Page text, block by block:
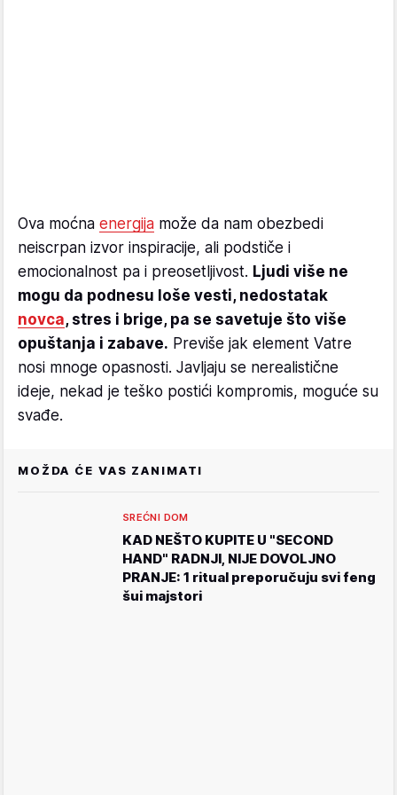
Ova moćna energija može da nam obezbedi
neiscrpan izvor inspiracije, ali podstiče i
emocionalnost pa i preosetljivost. Ljudi više ne
mogu da podnesu loše vesti, nedostatak
novca, stres i brige, pa se savetuje što više
opuštanja i zabave. Previše jak element Vatre
nosi mnoge opasnosti. Javljaju se nerealistične
ideje, nekad je teško postići kompromis, moguće su
svađe.
MOŽDA ĆE VAS ZANIMATI
SREĆNI DOM
KAD NEŠTO KUPITE U "SECOND
HAND" RADNJI, NIJE DOVOLJNO
PRANJE: 1 ritual preporučuju svi feng
šui majstori